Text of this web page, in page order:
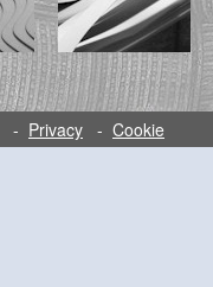
- Privacy - Cookie